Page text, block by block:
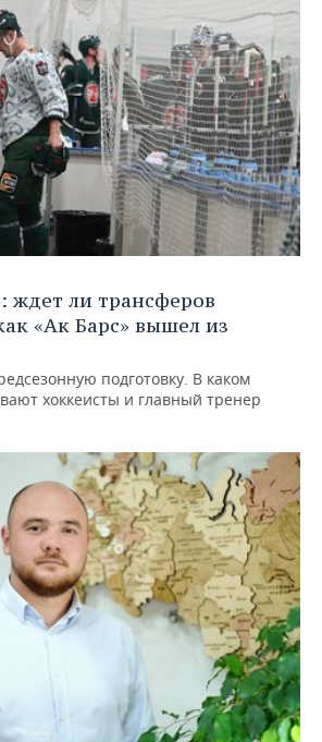
ждет ли трансферов
«Ак Барс» вышел из
подготовку. В каком
хоккеисты и главный тренер